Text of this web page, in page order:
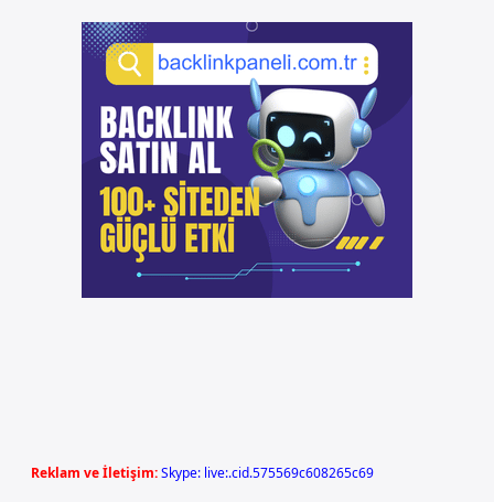
Reklam ve İletişim:Skype: live:.cid.575569c608265c69